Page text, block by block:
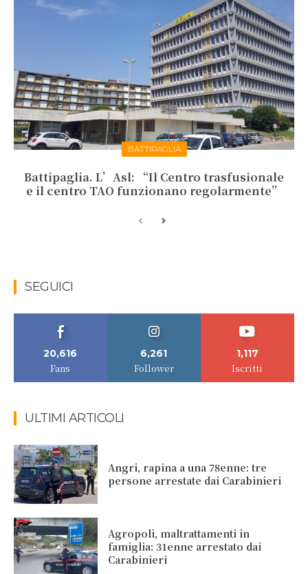
BATTIPAGLIA
Battipaglia. L’Asl: “Il Centro trasfusionale
e il centro TAO funzionano regolarmente”
SEGUICI
20,616
Fans
6,261
Follower
1,117
Iscritti
ULTIMI ARTICOLI
Angri, rapina a una 78enne: tre
persone arrestate dai Carabinieri
Agropoli, maltrattamenti in
famiglia: 31enne arrestato dai
Carabinieri